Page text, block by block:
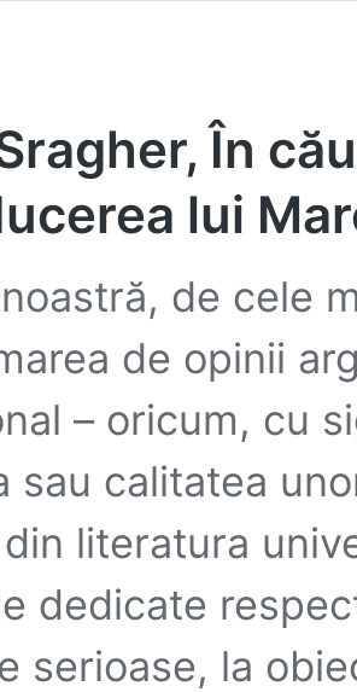
În
lui
de cele
de opinii
– oricum, cu
sau calitatea
literatura
dedicate
serioase, la